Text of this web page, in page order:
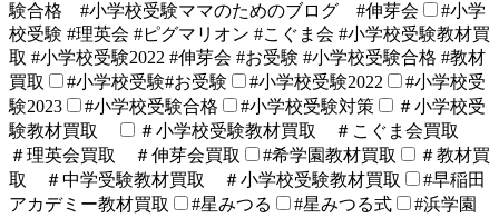
験合格 #小学校受験ママのためのブログ #伸芽会
#小学
校受験 #理英会 #ピグマリオン #こぐま会 #小学校受験教材買
取 #小学校受験2022 #伸芽会 #お受験 #小学校受験合格 #教材
買取
#小学校受験#お受験 #小学校受験2022
#小学校受
験2023
#小学校受験合格 #小学校受験対策
＃小学校受
験教材買取
＃小学校受験教材買取 ＃こぐま会買取
＃理英会買取 ＃伸芽会買取
#希学園教材買取
＃教材買
取 ＃中学受験教材買取 ＃小学校受験教材買取
#早稲田
アカデミー教材買取
#星みつる #星みつる式
#浜学園